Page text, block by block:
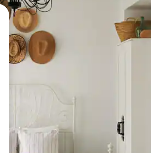
nach oben und unten oder erkunde